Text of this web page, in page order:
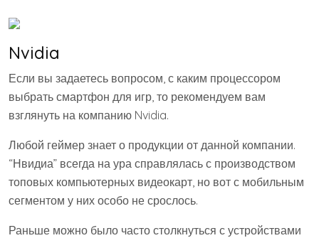
Nvidia
Если вы задаетесь вопросом, с каким процессором
выбрать смартфон для игр, то рекомендуем вам
взглянуть на компанию Nvidia.
Любой геймер знает о продукции от данной компании.
“Нвидиа” всегда на ура справлялась с производством
топовых компьютерных видеокарт, но вот с мобильным
сегментом у них особо не срослось.
Раньше можно было часто столкнуться с устройствами